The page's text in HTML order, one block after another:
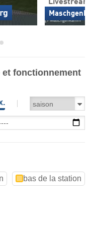
fonctionnement
bas de la station